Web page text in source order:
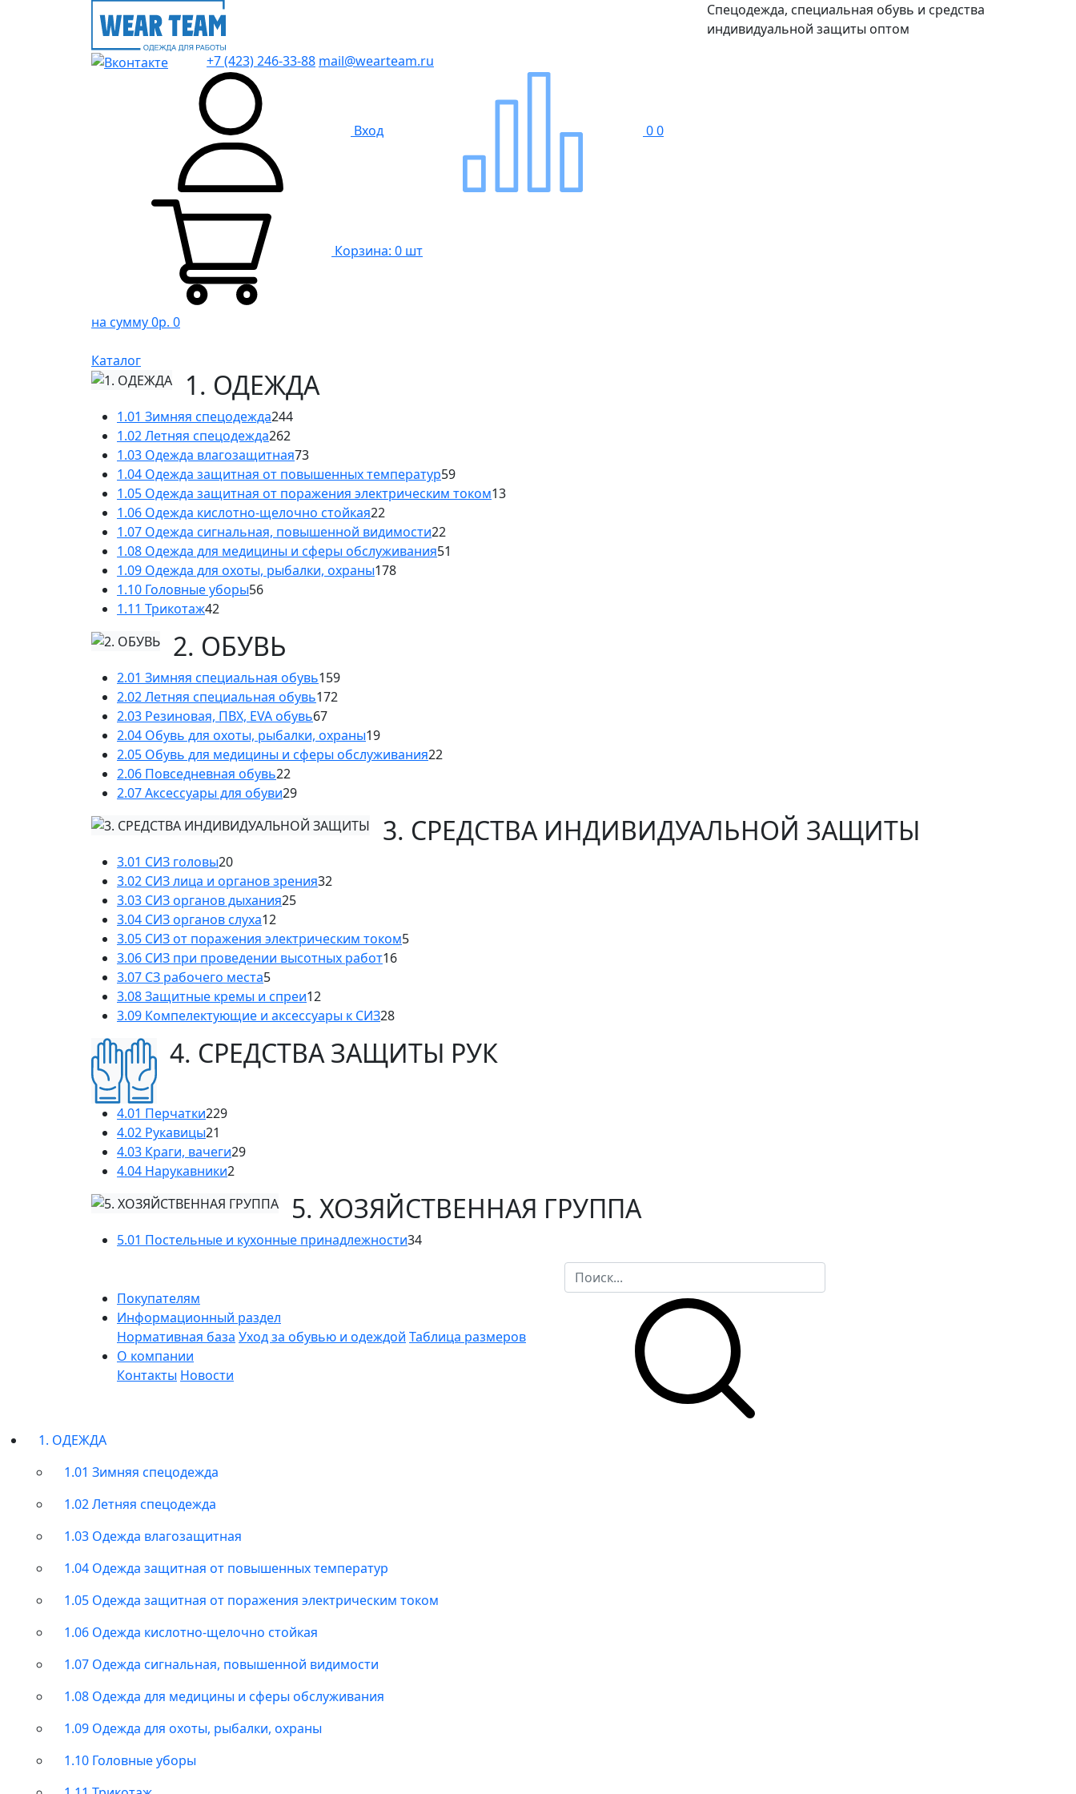
Спецодежда, специальная обувь и средства
индивидуальной защиты оптом
+7 (423) 246-33-88 mail@wearteam.ru
Вход 00
Корзина: 0 шт
на сумму 0р. 0
Каталог
1. ОДЕЖДА
1.01 Зимняя спецодежда244
1.02 Летняя спецодежда262
1.03 Одежда влагозащитная73
1.04 Одежда защитная от повышенных температур59
1.05 Одежда защитная от поражения электрическим током13
1.06 Одежда кислотно-щелочно стойкая22
1.07 Одежда сигнальная, повышенной видимости22
1.08 Одежда для медицины и сферы обслуживания51
1.09 Одежда для охоты, рыбалки, охраны178
1.10 Головные уборы56
1.11 Трикотаж42
2. ОБУВЬ
2.01 Зимняя специальная обувь159
2.02 Летняя специальная обувь172
2.03 Резиновая, ПВХ, EVA обувь67
2.04 Обувь для охоты, рыбалки, охраны19
2.05 Обувь для медицины и сферы обслуживания22
2.06 Повседневная обувь22
2.07 Аксессуары для обуви29
3. СРЕДСТВА ИНДИВИДУАЛЬНОЙ ЗАЩИТЫ
3.01 СИЗ головы20
3.02 СИЗ лица и органов зрения32
3.03 СИЗ органов дыхания25
3.04 СИЗ органов слуха12
3.05 СИЗ от поражения электрическим током5
3.06 СИЗ при проведении высотных работ16
3.07 СЗ рабочего места5
3.08 Защитные кремы и спреи12
3.09 Компелектующие и аксессуары к СИЗ28
4. СРЕДСТВА ЗАЩИТЫ РУК
4.01 Перчатки229
4.02 Рукавицы21
4.03 Краги, вачеги29
4.04 Нарукавники2
5. ХОЗЯЙСТВЕННАЯ ГРУППА
5.01 Постельные и кухонные принадлежности34
Покупателям
Информационный раздел
Нормативная база Уход за обувью и одеждой Таблица размеров
О компании
Контакты Новости
1. ОДЕЖДА
1.01 Зимняя спецодежда
1.02 Летняя спецодежда
1.03 Одежда влагозащитная
1.04 Одежда защитная от повышенных температур
1.05 Одежда защитная от поражения электрическим током
1.06 Одежда кислотно-щелочно стойкая
1.07 Одежда сигнальная, повышенной видимости
1.08 Одежда для медицины и сферы обслуживания
1.09 Одежда для охоты, рыбалки, охраны
1.10 Головные уборы